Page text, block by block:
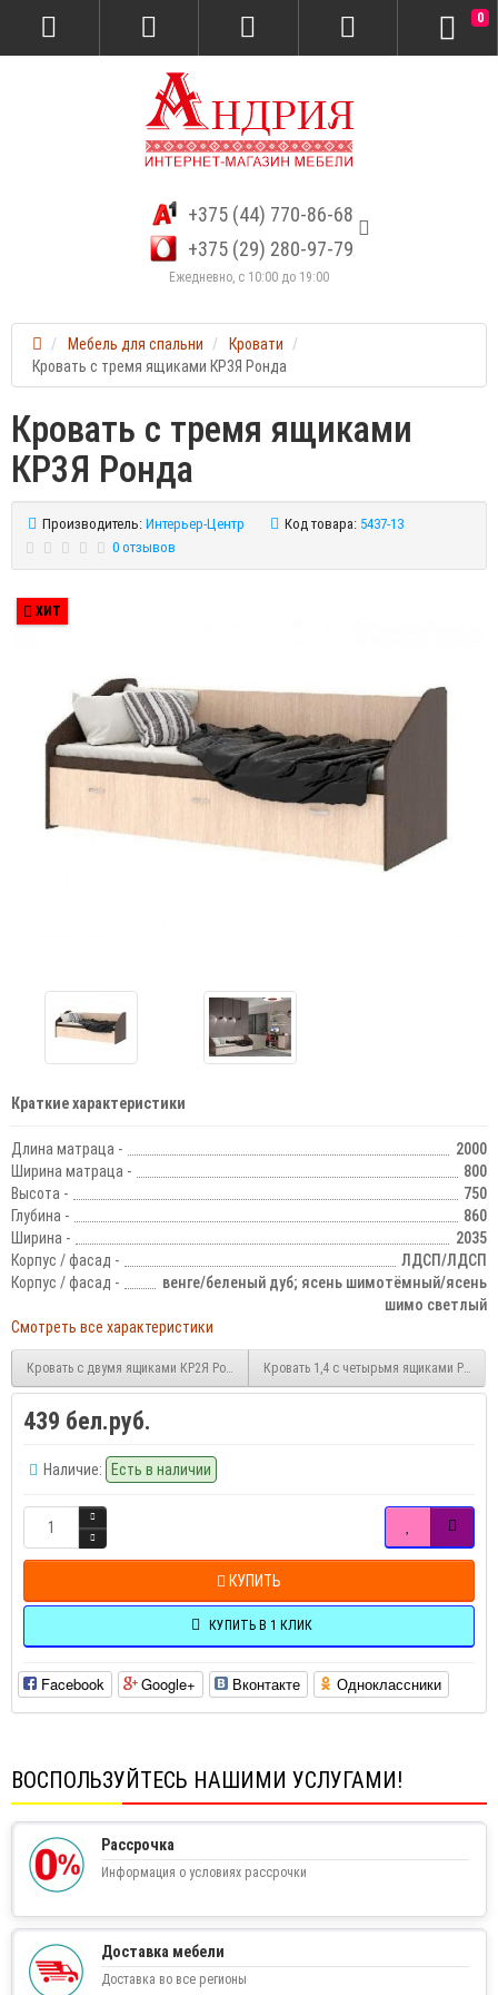
+375 (44) 770-86-68
+375 (29) 280-97-79
Ежедневно, с 10:00 до 19:00
0
Мебель для спальни
Кровати
Кровать с тремя ящиками КР3Я Ронда
Кровать с тремя ящиками
КР3Я Ронда
Производитель: Интерьер-Центр Код товара: 5437-13
0 отзывов
ХИТ
Краткие характеристики
Длина матраца -
2000
Ширина матраца -
800
Высота -
750
Глубина -
860
Ширина -
2035
Корпус / фасад -
ЛДСП/ЛДСП
Корпус / фасад -
венге/беленый дуб; ясень шимотёмный/ясень
шимо светлый
Смотреть все характеристики
Кровать с двумя ящиками КР2Я Ронда Кровать 1,4 с четырьмя ящиками Ронда
439 бел.руб.
Наличие: Есть в наличии
КУПИТЬ
КУПИТЬ В 1 КЛИК
Facebook Google+ Вконтакте Одноклассники
ВОСПОЛЬЗУЙТЕСЬ НАШИМИ УСЛУГАМИ!
Рассрочка
Информация о условиях рассрочки
Доставка мебели
Доставка во все регионы